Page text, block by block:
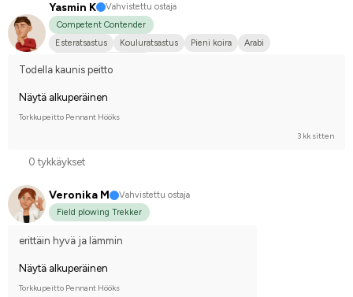
Yasmin K
Vahvistettu ostaja
Competent Contender
Esteratsastus
Kouluratsastus Pieni koira
Arabi
Todella kaunis peitto
Näytä alkuperäinen
Torkkupeitto Pennant Hööks
3 kk sitten
0 tykkäykset
Veronika M
Vahvistettu ostaja
Field plowing Trekker
erittäin hyvä ja lämmin
Näytä alkuperäinen
Torkkupeitto Pennant Hööks